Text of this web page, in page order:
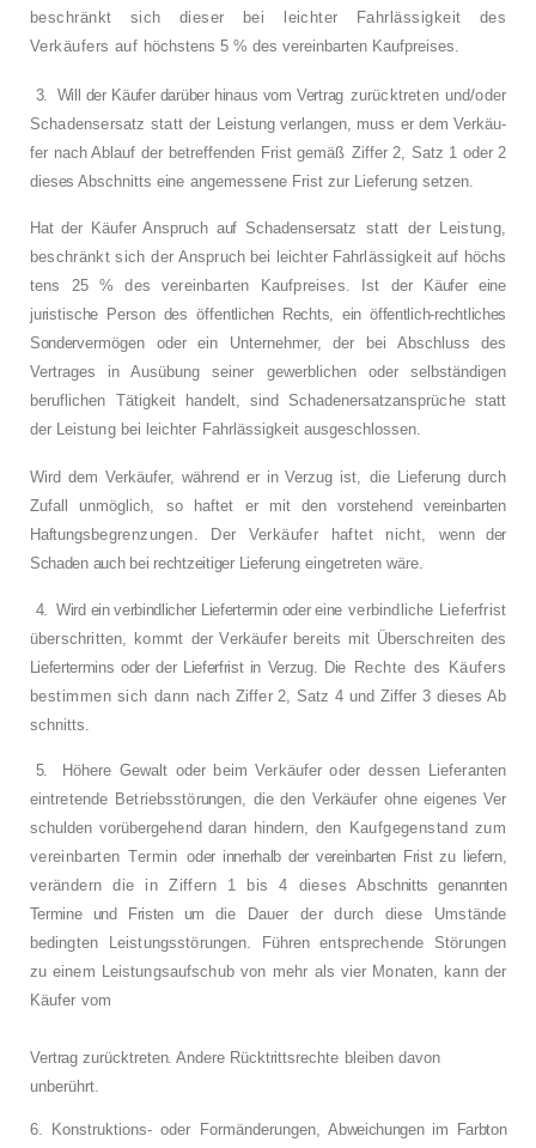
beschränkt sich dieser bei
leichter Fahrlässigkeit des
Verkäufers auf höchstens 5 % des vereinbarten Kaufpreises.
3. Will der Käufer darüber hinaus vom Vertrag zurücktreten und/oder
Schadensersatz statt der Leistung verlangen, muss er dem Verkäu­
fer nach Ablauf der betreffenden Frist gemäß Ziffer 2, Satz 1 oder 2
dieses Abschnitts eine angemessene Frist zur Lieferung setzen.
Hat der Käufer Anspruch auf Schadensersatz
statt der Leistung,
beschränkt sich der An­spruch bei leichter Fahrlässigkeit auf höchs­
tens 25 % des vereinbarten Kaufpreises. Ist
der Käufer eine
juristische Person des öffentli­chen Rechts, ein öffentlich-rechtliches
Sonder­vermögen oder ein Unternehmer, der bei Ab­schluss des
Vertrages in Ausübung seiner
gewerblichen oder selbständigen
beruflichen
Tätigkeit handelt, sind Schadenersatzansprü­che statt
der Leistung bei leichter Fahrlässig­keit ausgeschlossen.
Wird dem Verkäufer, während er in Verzug ist, die Lieferung durch
Zufall unmöglich, so haftet
er mit den vorstehend vereinbarten
Haftungs­ begrenzungen. Der Verkäufer haftet nicht,
wenn der
Schaden auch bei rechtzeitiger Liefe­rung eingetreten wäre.
4. Wird ein verbindlicher Liefertermin oder eine verbindliche Lieferfrist
überschritten, kommt der Verkäufer bereits mit Überschreiten des
Liefertermins oder der Lieferfrist in Verzug. Die Rechte des Käufers
bestimmen sich dann nach Ziffer 2, Satz 4 und Ziffer 3 dieses Ab­
schnitts.
5. Höhere Gewalt oder beim Verkäufer oder dessen Lieferanten
eintretende Betriebsstö­rungen, die den Verkäufer ohne eigenes Ver­
schulden vorübergehend daran hindern, den Kaufgegenstand zum
vereinbarten Termin oder innerhalb der vereinbarten Frist zu liefern,
verändern die in Ziffern 1 bis 4 dieses Ab­schnitts genannten
Termine und Fristen um die
Dauer der durch diese Umstände
bedingten
Leistungsstörungen. Führen entsprechende
Störungen
zu einem Leistungsaufschub von mehr als vier Monaten, kann der
Käufer vom
Vertrag zurücktreten. Andere Rücktrittsrechte bleiben davon
unberührt.
6. Konstruktions- oder Formänderungen, Ab­weichungen im Farbton